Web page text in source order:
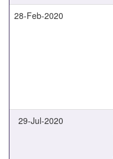
28-Feb-2020
29-Jul-2020